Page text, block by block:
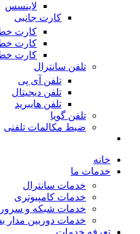
لاینسس
کارت جانبی
کارت
کارت
کارت
تلفن سانترال
تلفن آی پی
تلفن دیجیتال
تلفن هایبرید
تلفن گویا
ضبط مکالمات تلفنی
خانه
خدمات ما
خدمات سانترال
خدمات کامپیوتری
خدمات شبکه و سرور
خدمات دوربین مدار
تعرفه خدمات